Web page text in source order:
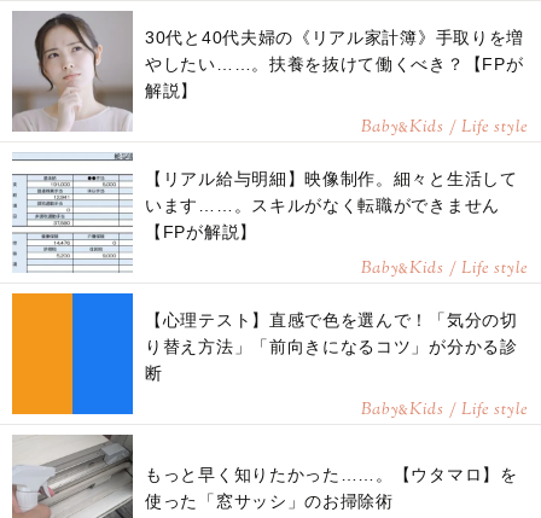
30代と40代夫婦の《リアル家計簿》手取りを増
やしたい……。扶養を抜けて働くべき？【FPが
解説】
Baby&Kids / Life style
【リアル給与明細】映像制作。細々と生活して
います……。スキルがなく転職ができません
【FPが解説】
Baby&Kids / Life style
【心理テスト】直感で色を選んで！「気分の切
り替え方法」「前向きになるコツ」が分かる診
断
Baby&Kids / Life style
もっと早く知りたかった……。【ウタマロ】を
使った「窓サッシ」のお掃除術